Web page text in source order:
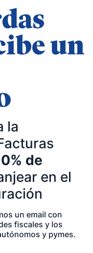
Accountex
fiscalidad |
| emprendedores
| ADE | pymes |
un
la
de
en el
un email con
fiscales y los
y pymes.